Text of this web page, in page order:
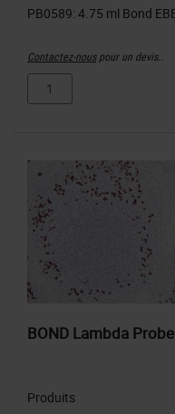
Contactez-nouspour un devis..
BOND Lambda Probe
Produits